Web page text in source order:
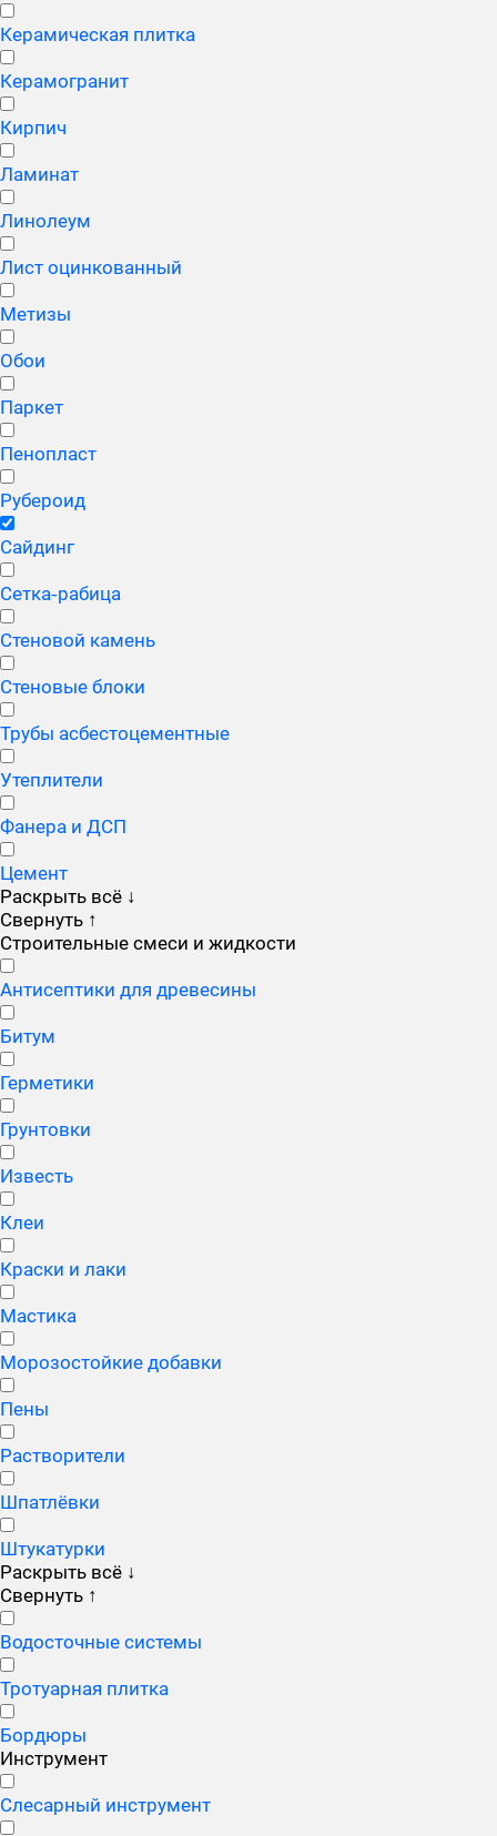
Керамическая плитка
Керамогранит
Кирпич
Ламинат
Линолеум
Лист оцинкованный
Метизы
Обои
Паркет
Пенопласт
Рубероид
Сайдинг
Сетка‑рабица
Стеновой камень
Стеновые блоки
Трубы асбестоцементные
Утеплители
Фанера и ДСП
Цемент
Раскрыть всё ↓
Свернуть ↑
Строительные смеси и жидкости
Антисептики для древесины
Битум
Герметики
Грунтовки
Известь
Клеи
Краски и лаки
Мастика
Морозостойкие добавки
Пены
Растворители
Шпатлёвки
Штукатурки
Раскрыть всё ↓
Свернуть ↑
Водосточные системы
Тротуарная плитка
Бордюры
Инструмент
Слесарный инструмент